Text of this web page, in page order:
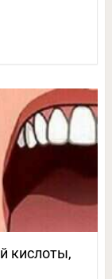
кислоты,